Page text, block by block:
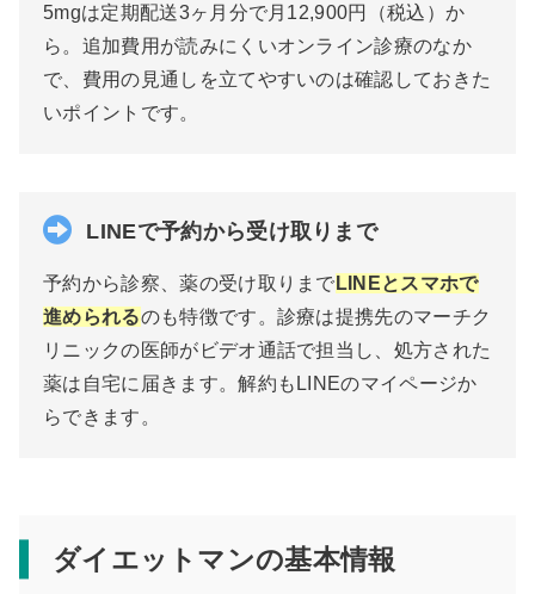
5mgは定期配送3ヶ月分で月12,900円（税込）か
ら。追加費用が読みにくいオンライン診療のなか
で、費用の見通しを立てやすいのは確認しておきた
いポイントです。
LINEで予約から受け取りまで
予約から診察、薬の受け取りまで LINEとスマホで
進められるのも特徴です。診療は提携先のマーチク
リニックの医師がビデオ通話で担当し、処方された
薬は自宅に届きます。解約もLINEのマイページか
らできます。
ダイエットマンの基本情報